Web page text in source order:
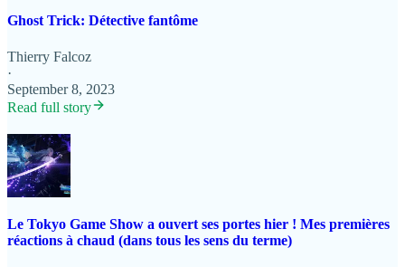
Ghost Trick: Détective fantôme
Thierry Falcoz
·
September 8, 2023
Read full story
Le Tokyo Game Show a ouvert ses portes hier ! Mes premières
réactions à chaud (dans tous les sens du terme)